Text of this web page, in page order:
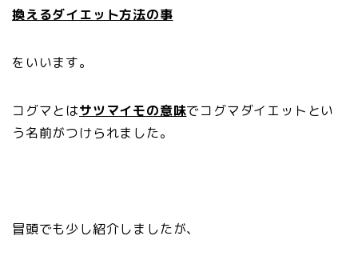
換えるダイエット方法の事
をいいます。
コグマとはサツマイモの意味でコグマダイエットとい
う名前がつけられました。
冒頭でも少し紹介しましたが、